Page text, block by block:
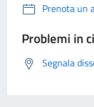
Prenota un
Problemi in
Segnala